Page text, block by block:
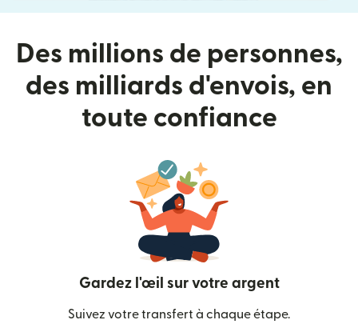
Des millions de personnes,
des milliards d'envois, en
toute confiance
Gardez l'œil sur votre argent
Suivez votre transfert à chaque étape.